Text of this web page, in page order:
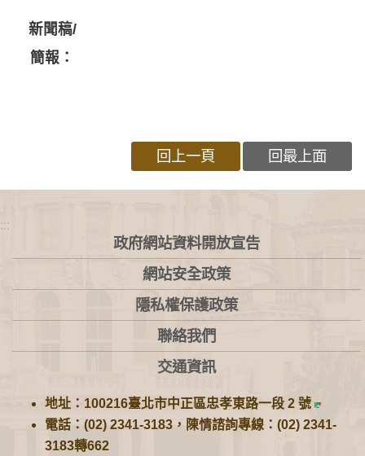
新聞稿/
簡報：
回上一頁 回最上面
:::
政府網站資料開放宣告
網站安全政策
隱私權保護政策
聯絡我們
交通資訊
地址：100216臺北市中正區忠孝東路一段 2 號
電話：(02) 2341-3183，陳情諮詢專線：(02) 2341-
3183轉662